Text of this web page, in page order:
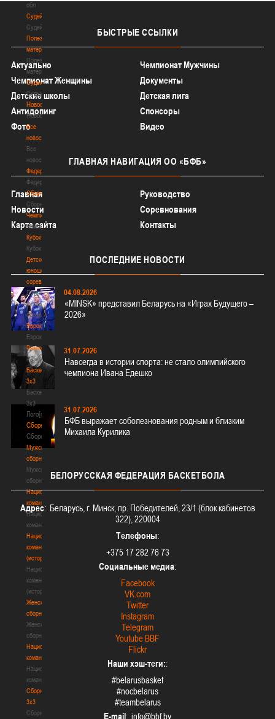
обл
Судейство
Судейство
Полезные
материалы
Полезные
материалы
Судьи
Судьи
Новости
Новости
Все
новости
Все
новости
Федерация
Федерация
Сборные
Сборные
Чемпионат
Чемпионат
Кубок
Кубок
Детско-
юношеские
соревнования
Детско-
юношеские
соревнования
Еврокубки
Еврокубки
Разное
Разное
Баскетбол
3х3
Баскетбол
3х3
Лого[modid=121]
Сборные
Сборные
Мужские
сборные
Мужские
сборные
Национальная
команда
Национальная
команда
Национальная
команда
(история)
Национальная
команда
(история)
Женские
сборные
Женские
сборные
Национальная
команда
Национальная
команда
Сборные
3х3
Сборные
БЫСТРЫЕ ССЫЛКИ
Актуально
Чемпионат Мужчины
Чемпионат Женщины
Документы
Детские школы
Детская лига
Антидопинг
Спонсоры
Фото
Видео
ГЛАВНАЯ НАВИГАЦИЯ ОО «БФБ»
Главная
Руководство
Новости
Соревнования
Карта сайта
Контакты
ПОСЛЕДНИЕ НОВОСТИ
04.08.2026
«MINSK» представил Беларусь на «Играх Будущего –
2026»
31.07.2026
Навсегда в истории спорта: не стало олимпийского
чемпиона Ивана Едешко
31.07.2026
БФБ выражает соболезнования родным и близким
Михаила Курилика
БЕЛОРУССКАЯ ФЕДЕРАЦИЯ БАСКЕТБОЛА
Адрес: Беларусь, г. Минск, пр. Победителей, 23/1 (блок кабинетов
322), 220004
Телефоны:
+375 17 282 76 73
Социальные медиа:
Facebook
VK.com
Twitter
Instagram
Telegram
Youtube BBF
Flickr
Наши хэш-теги::
#belarusbasket
#nocbelarus
#teambelarus
E-mail: